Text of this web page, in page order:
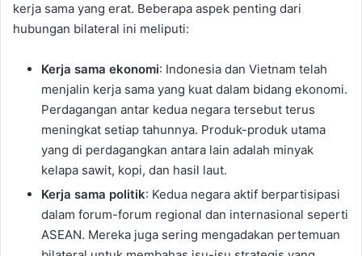
kerja sama yang erat. Beberapa aspek penting dari
hubungan bilateral ini meliputi:
Kerja sama ekonomi: Indonesia dan Vietnam telah
menjalin kerja sama yang kuat dalam bidang ekonomi.
Perdagangan antar kedua negara tersebut terus
meningkat setiap tahunnya. Produk-produk utama
yang di perdagangkan antara lain adalah minyak
kelapa sawit, kopi, dan hasil laut.
Kerja sama politik: Kedua negara aktif berpartisipasi
dalam forum-forum regional dan internasional seperti
ASEAN. Mereka juga sering mengadakan pertemuan